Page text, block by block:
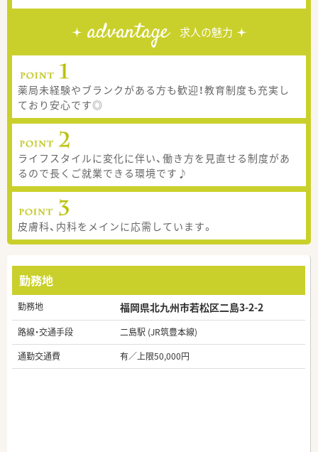
advantage 求人の魅力
薬局未経験やブランクがある方も歓迎！教育制度も充実し
ており安心です◎
ライフスタイルに変化に伴い、働き方を見直せる制度があ
るので長くご就業できる環境です♪
皮膚科、内科をメインに応需しています。
勤務地
勤務地 福岡県北九州市若松区二島3-2-2
路線・交通手段
二島駅 (JR筑豊本線)
通勤交通費
有／上限50,000円